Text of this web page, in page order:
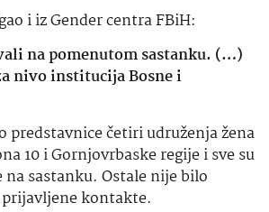
i iz Gender centra FBiH:
na pomenutom sastanku. (…)
nivo institucija Bosne i
predstavnice četiri udruženja žena
10 i Gornjovrbaske regije i sve su
na sastanku. Ostale nije bilo
kontakte.